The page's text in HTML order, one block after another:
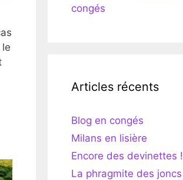
congés
Articles récents
Blog en congés
Milans en lisière
Encore des devinettes !
La phragmite des joncs